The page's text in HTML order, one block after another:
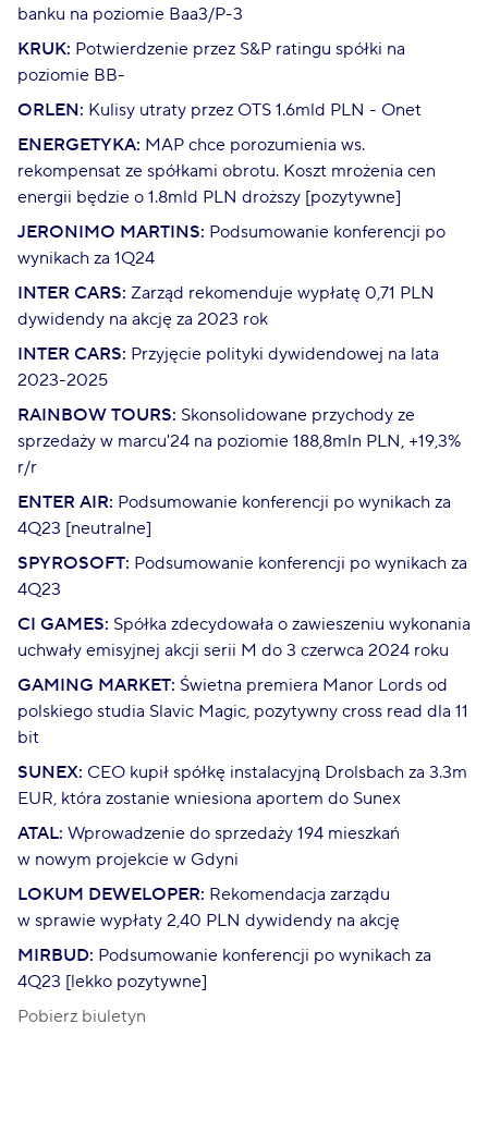
banku na poziomie Baa3/P-3
KRUK: Potwierdzenie przez S&P ratingu spółki na
poziomie BB-
ORLEN: Kulisy utraty przez OTS 1.6mld PLN - Onet
ENERGETYKA: MAP chce porozumienia ws.
rekompensat ze spółkami obrotu. Koszt mrożenia cen
energii będzie o 1.8mld PLN droższy [pozytywne]
JERONIMO MARTINS: Podsumowanie konferencji po
wynikach za 1Q24
INTER CARS: Zarząd rekomenduje wypłatę 0,71 PLN
dywidendy na akcję za 2023 rok
INTER CARS: Przyjęcie polityki dywidendowej na lata
2023-2025
RAINBOW TOURS: Skonsolidowane przychody ze
sprzedaży w marcu'24 na poziomie 188,8mln PLN, +19,3%
r/r
ENTER AIR: Podsumowanie konferencji po wynikach za
4Q23 [neutralne]
SPYROSOFT: Podsumowanie konferencji po wynikach za
4Q23
CI GAMES: Spółka zdecydowała o zawieszeniu wykonania
uchwały emisyjnej akcji serii M do 3 czerwca 2024 roku
GAMING MARKET: Świetna premiera Manor Lords od
polskiego studia Slavic Magic, pozytywny cross read dla 11
bit
SUNEX: CEO kupił spółkę instalacyjną Drolsbach za 3.3m
EUR, która zostanie wniesiona aportem do Sunex
ATAL: Wprowadzenie do sprzedaży 194 mieszkań
w nowym projekcie w Gdyni
LOKUM DEWELOPER: Rekomendacja zarządu
w sprawie wypłaty 2,40 PLN dywidendy na akcję
MIRBUD: Podsumowanie konferencji po wynikach za
4Q23 [lekko pozytywne]
Pobierz biuletyn